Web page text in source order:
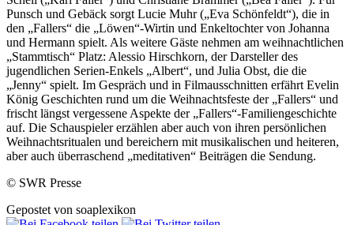
Punsch und Gebäck sorgt Lucie Muhr („Eva Schönfeldt“), die in
den „Fallers“ die „Löwen“-Wirtin und Enkeltochter von Johanna
und Hermann spielt. Als weitere Gäste nehmen am weihnachtlichen
„Stammtisch“ Platz: Alessio Hirschkorn, der Darsteller des
jugendlichen Serien-Enkels „Albert“, und Julia Obst, die die
„Jenny“ spielt. Im Gespräch und in Filmausschnitten erfährt Evelin
König Geschichten rund um die Weihnachtsfeste der „Fallers“ und
frischt längst vergessene Aspekte der „Fallers“-Familiengeschichte
auf. Die Schauspieler erzählen aber auch von ihren persönlichen
Weihnachtsritualen und bereichern mit musikalischen und heiteren,
aber auch überraschend „meditativen“ Beiträgen die Sendung.
© SWR Presse
Gepostet von soaplexikon